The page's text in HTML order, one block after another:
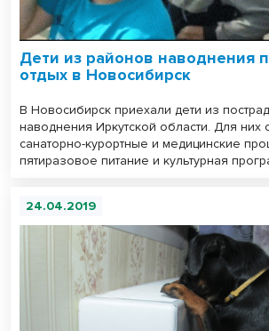
Дети из районов наводнения
отдых в Новосибирск
В Новосибирск приехали дети из
наводнения Иркутской области. Для них
санаторно-курортные и медицинские
пятиразовое питание и культурная
24.04.2019